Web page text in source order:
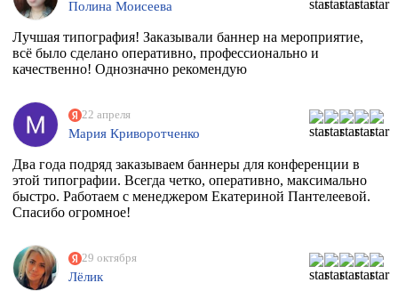
Полина Моисеева
Лучшая типография! Заказывали баннер на мероприятие,
всё было сделано оперативно, профессионально и
качественно! Однозначно рекомендую
22 апреля
Мария Криворотченко
Два года подряд заказываем баннеры для конференции в
этой типографии. Всегда четко, оперативно, максимально
быстро. Работаем с менеджером Екатериной Пантелеевой.
Спасибо огромное!
29 октября
Лёлик